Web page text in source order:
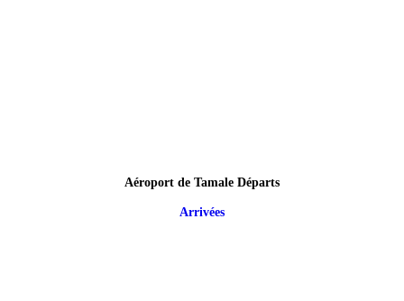
Aéroport de Tamale Départs
Arrivées